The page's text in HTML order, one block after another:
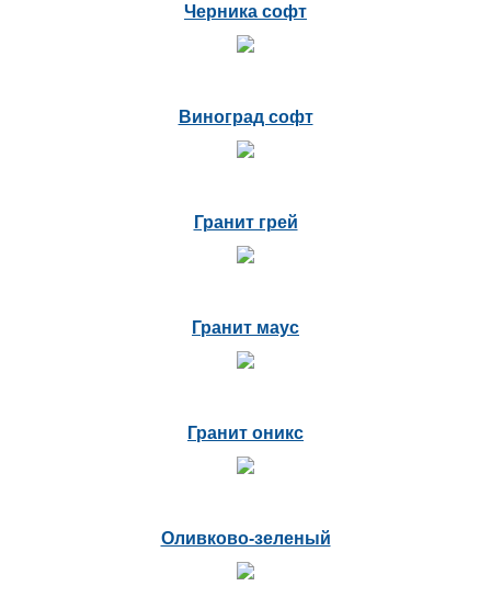
Черника софт
Виноград софт
Гранит грей
Гранит маус
Гранит оникс
Оливково-зеленый